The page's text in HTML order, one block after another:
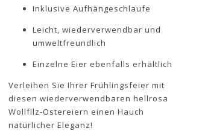
Inklusive Aufhängeschlaufe
Leicht, wiederverwendbar und
umweltfreundlich
Einzelne Eier ebenfalls erhältlich
Verleihen Sie Ihrer Frühlingsfeier mit
diesen wiederverwendbaren hellrosa
Wollfilz-Ostereiern einen Hauch
natürlicher Eleganz!